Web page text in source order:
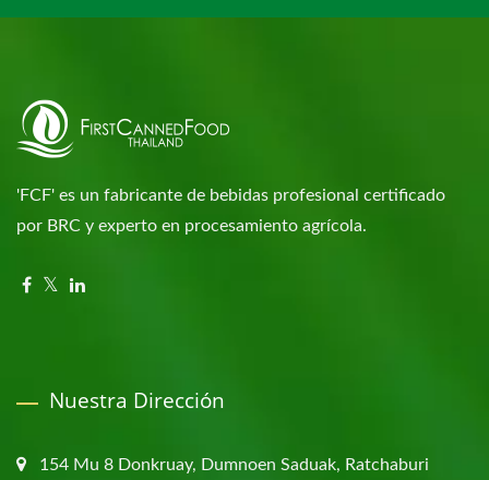
'FCF' es un fabricante de bebidas profesional certificado
por BRC y experto en procesamiento agrícola.
Nuestra Dirección
154 Mu 8 Donkruay, Dumnoen Saduak, Ratchaburi